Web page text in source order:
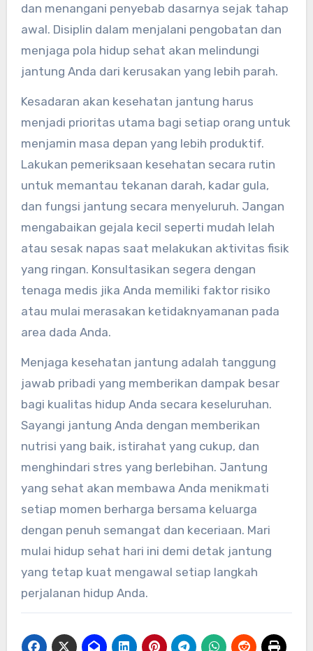
dan menangani penyebab dasarnya sejak tahap
awal. Disiplin dalam menjalani pengobatan dan
menjaga pola hidup sehat akan melindungi
jantung Anda dari kerusakan yang lebih parah.
Kesadaran akan kesehatan jantung harus
menjadi prioritas utama bagi setiap orang untuk
menjamin masa depan yang lebih produktif.
Lakukan pemeriksaan kesehatan secara rutin
untuk memantau tekanan darah, kadar gula,
dan fungsi jantung secara menyeluruh. Jangan
mengabaikan gejala kecil seperti mudah lelah
atau sesak napas saat melakukan aktivitas fisik
yang ringan. Konsultasikan segera dengan
tenaga medis jika Anda memiliki faktor risiko
atau mulai merasakan ketidaknyamanan pada
area dada Anda.
Menjaga kesehatan jantung adalah tanggung
jawab pribadi yang memberikan dampak besar
bagi kualitas hidup Anda secara keseluruhan.
Sayangi jantung Anda dengan memberikan
nutrisi yang baik, istirahat yang cukup, dan
menghindari stres yang berlebihan. Jantung
yang sehat akan membawa Anda menikmati
setiap momen berharga bersama keluarga
dengan penuh semangat dan keceriaan. Mari
mulai hidup sehat hari ini demi detak jantung
yang tetap kuat mengawal setiap langkah
perjalanan hidup Anda.